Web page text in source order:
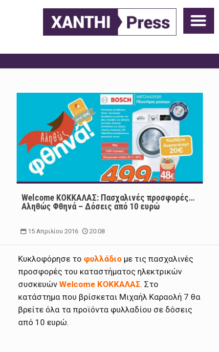
Welcome ΚΟΚΚΑΛΑΣ: Πασχαλινές προσφορές…
Αληθώς Φθηνά – Δόσεις από 10 ευρώ
15 Απριλίου 2016 20:08
Κυκλοφόρησε το φυλλάδιο με τις πασχαλινές
προσφορές του καταστήματος ηλεκτρικών
συσκευώνWelcome ΚΟΚΚΑΛΑΣ. Στο
κατάστημα που βρίσκεται Μιχαήλ Καραολή 7 θα
βρείτε όλα τα προϊόντα φυλλαδίου σε δόσεις
από 10 ευρώ.